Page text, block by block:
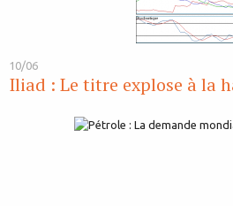
10/06
Iliad : Le titre explose à la